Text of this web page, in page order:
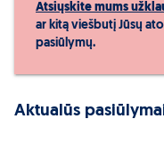
Atsiųskite mums
ar kitą viešbutį Jūsų
pasiūlymų.
Aktualūs